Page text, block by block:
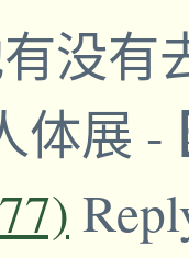
没有
体展 -